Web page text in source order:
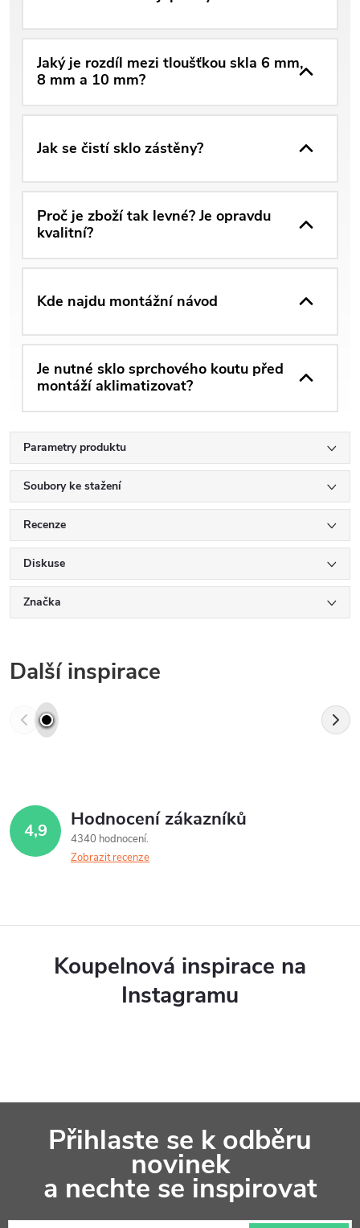
Jaký je rozdíl mezi tloušťkou skla 6 mm,
8 mm a 10 mm?
Jak se čistí sklo zástěny?
Proč je zboží tak levné? Je opravdu
kvalitní?
Kde najdu montážní návod
Je nutné sklo sprchového koutu před
montáží aklimatizovat?
Parametry produktu
Soubory ke stažení
Recenze
Diskuse
Značka
Další inspirace
4,9 Hodnocení zákazníků
4340 hodnocení
Zobrazit recenze
Koupelnová inspirace na
Instagramu
a
Přihlaste se k odběru
novinek
a nechte se inspirovat